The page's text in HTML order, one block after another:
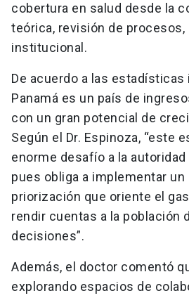
cobertura en salud desde la
teórica, revisión de
institucional.
De acuerdo a las
Panamá es un país de
con un gran potencial de
Según el Dr. Espinoza, “este
enorme desafío a la
pues obliga a implementar
priorización que oriente el
rendir cuentas a la población
decisiones”.
Además, el doctor comentó
explorando espacios de